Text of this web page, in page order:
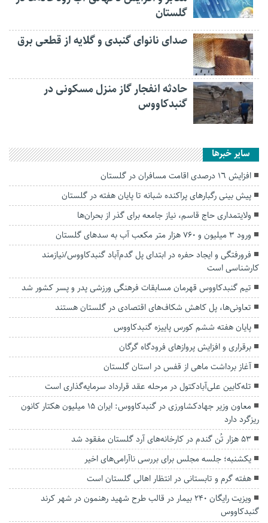
گلستان
صدای نانوای گنبدی و گلایه از قطعی برق
حادثه انفجار گاز منزل مسکونی در
گنبدکاووس
سایر خبرها
افزایش ١٦ درصدی اقامت مسافران در گلستان
پیش بینی رگبار‌های پراکنده شبانه تا پایان هفته در گلستان
ولایتمداری حاج قاسم، نیاز جامعه برای گذر از بحران‌ها
ورود ۳ میلیون و ۷۶۰ هزار متر مکعب آب به سد‌های گلستان
فرورفتگی و ایجاد حفره در ابتدای پل گدم‌آباد گنبدکاووس/نیازمند
کارشناسی است
تیم گنبدکاووس قهرمان مسابقات فرهنگی ورزشی پدر و پسر کشور شد
تعاونی‌ها، پل کاهش شکاف‌های اقتصادی در گلستان هستند
پایان هفته ششم کورس پاییزه گنبدکاووس
برقراری و افزایش پرواز‌های فرودگاه گرگان
آغاز برداشت ماهی از قفس در استان گلستان
تله‌کابین علی‌آبادکتول در مرحله عقد قرارداد سرمایه‌گذاری است
معاون وزیر جهادکشاورزی در گنبدکاووس: ایران ۱۵ میلیون هکتار کانون
ریزگرد دارد
۵۳ هزار تُن گندم در کارخانه‌های آرد گلستان مفقود شد
یکشنبه؛ جلسه مجلس برای بررسی ناآرامی‌های اخیر
هفته گرم و تابستانی در انتظار اهالی گلستان است
ویزیت رایگان ۲۴۰ بیمار در قالب طرح شهید رهنمون در شهر کرند
گنبدکاووس